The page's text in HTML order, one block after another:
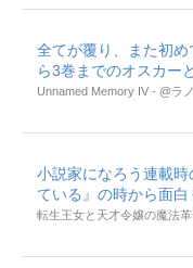
全てが覆り、また初
ら3巻までのオスカー
Unnamed Memory IV - @ラ
小説家になろう連載
ている』の時から面白
転生王女と天才令嬢の魔法